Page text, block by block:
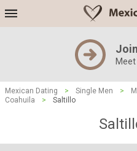
Mexican Dating > Single Men >
Coahuila
> Saltillo